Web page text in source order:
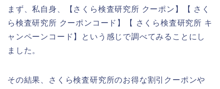
まず、私自身、【さくら検査研究所 クーポン】【 さく
ら検査研究所 クーポンコード】【 さくら検査研究所 キ
ャンペーンコード】という感じで調べてみることにし
ました。
その結果、さくら検査研究所のお得な割引クーポンや